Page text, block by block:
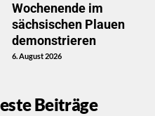
Wochenende im
sächsischen Plauen
demonstrieren
6. August 2026
Beiträge